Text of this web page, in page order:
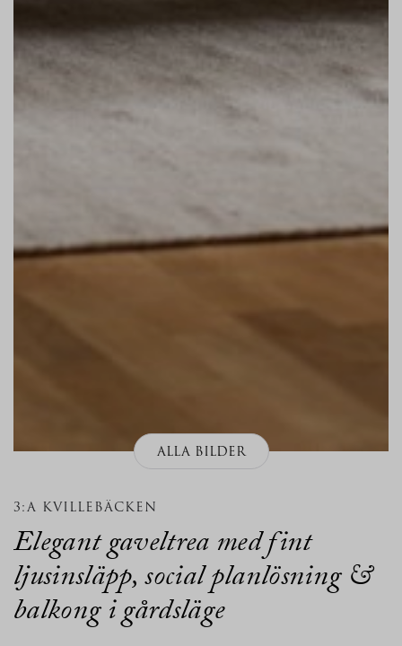
ALLA BILDER
3:A KVILLEBÄCKEN
Elegant gaveltrea med fint
ljusinsläpp, social planlösning &
balkong i gårdsläge